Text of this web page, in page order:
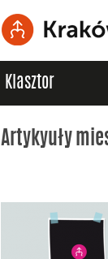
Klasztor
Artykyuły